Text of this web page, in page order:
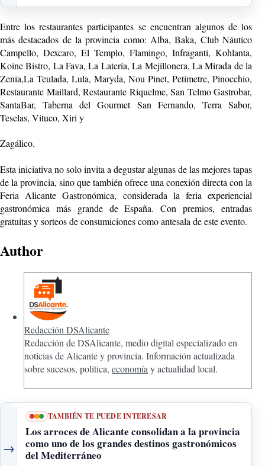
Entre los restaurantes participantes se encuentran algunos de los
más destacados de la provincia como: Alba, Baka, Club Náutico
Campello, Dexcaro, El Templo, Flamingo, Infraganti, Kohlanta,
Koine Bistro, La Fava, La Latería, La Mejillonera, La Mirada de la
Zenia,La Teulada, Lula, Maryda, Nou Pinet, Petímetre, Pinocchio,
Restaurante Maillard, Restaurante Riquelme, San Telmo Gastrobar,
SantaBar, Taberna del Gourmet San Fernando, Terra Sabor,
Teselas, Vituco, Xiri y
Zagálico.
Esta iniciativa no solo invita a degustar algunas de las mejores tapas
de la provincia, sino que también ofrece una conexión directa con la
Feria Alicante Gastronómica, considerada la feria experiencial
gastronómica más grande de España. Con premios, entradas
gratuitas y sorteos de consumiciones como antesala de este evento.
Author
Redacción DSAlicante
Redacción de DSAlicante, medio digital especializado en
noticias de Alicante y provincia. Información actualizada
sobre sucesos, política, economíay actualidad local.
→
TAMBIÉN TE PUEDE INTERESAR
Los arroces de Alicante consolidan a la provincia
como uno de los grandes destinos gastronómicos
del Mediterráneo